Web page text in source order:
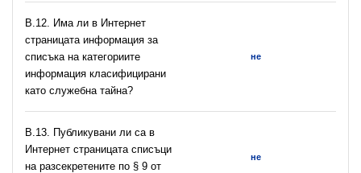
В.12. Има ли в Интернет
страницата информация за
списъка на категориите
информация класифицирани
като служебна тайна?
не
В.13. Публикувани ли са в
Интернет страницата списъци
на разсекретените по § 9 от
не